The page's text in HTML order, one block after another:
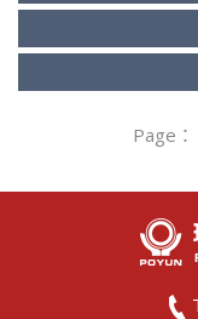
Page：